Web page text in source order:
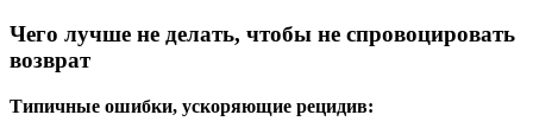
Чего лучше не делать, чтобы не спровоцировать
возврат
Типичные ошибки, ускоряющие рецидив: